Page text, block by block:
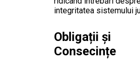
integritatea sistemului
Obligații și
Consecințe